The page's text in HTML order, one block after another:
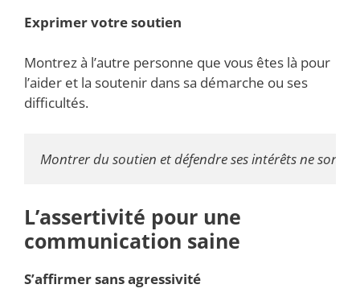
Exprimer votre soutien
Montrez à l’autre personne que vous êtes là pour
l’aider et la soutenir dans sa démarche ou ses
difficultés.
Montrer du soutien et défendre ses intérêts ne sont
L’assertivité pour une
communication saine
S’affirmer sans agressivité